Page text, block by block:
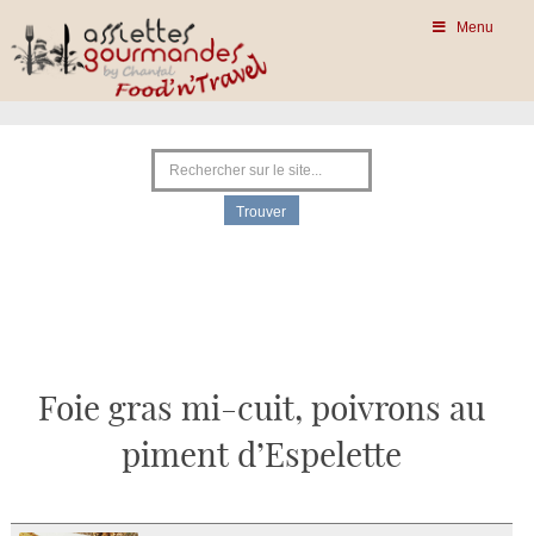
Menu
Foie gras mi-cuit, poivrons au
piment d’Espelette